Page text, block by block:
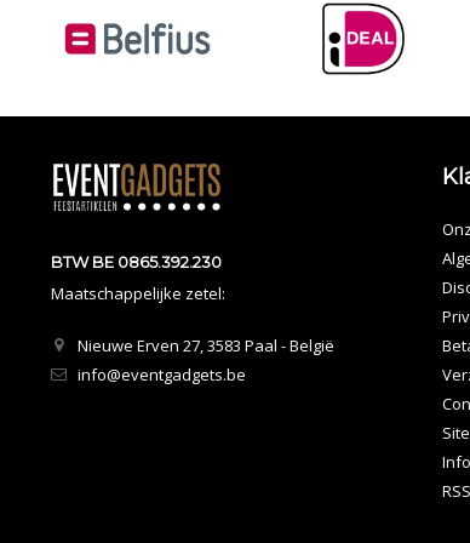
BTW BE 0865.392.230
Maatschappelijke zetel:
Nieuwe Erven 27, 3583 Paal - België
info@eventgadgets.be